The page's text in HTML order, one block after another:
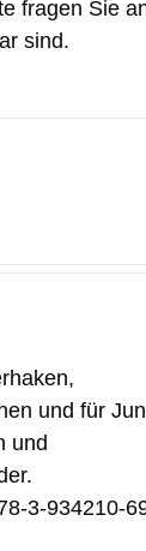
fragen Sie
sind.
und für
und
3-934210-